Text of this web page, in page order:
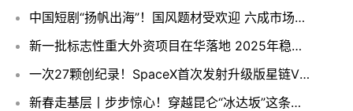
中国短剧“扬帆出海”！国风题材受欢迎 六成市场在美国
新一批标志性重大外资项目在华落地 2025年稳外资政策将持续发力
一次27颗创纪录！SpaceX首次发射升级版星链V2 Mini卫星
新春走基层丨步步惊心！穿越昆仑“冰达坂”这条护学路他们走了17年